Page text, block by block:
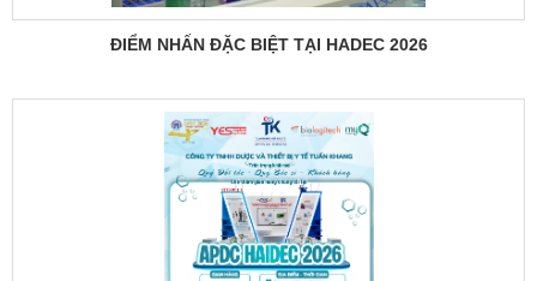
ĐIỂM NHẤN ĐẶC BIỆT TẠI HADEC 2026